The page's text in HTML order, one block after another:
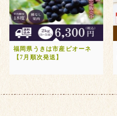
福岡県うきは市産ピオーネ
【7月順次発送】